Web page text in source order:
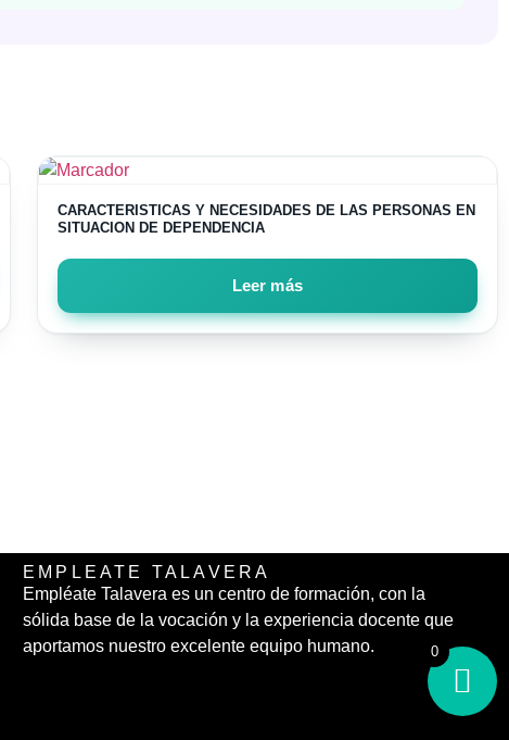
CARACTERISTICAS Y NECESIDADES DE LAS PERSONAS EN
SITUACION DE DEPENDENCIA
Leer más
EMPLEATE TALAVERA
Empléate Talavera es un centro de formación, con la
sólida base de la vocación y la experiencia docente que
aportamos nuestro excelente equipo humano.
0